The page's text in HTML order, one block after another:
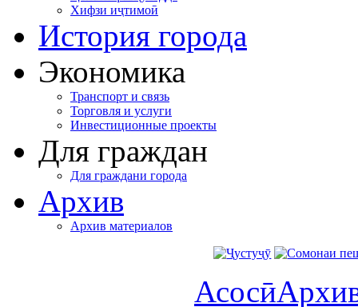
Хифзи иҷтимоӣ
История города
Экономика
Транспорт и связь
Торговля и услуги
Инвестиционные проекты
Для граждан
Для граждани города
Архив
Архив материалов
Асосӣ